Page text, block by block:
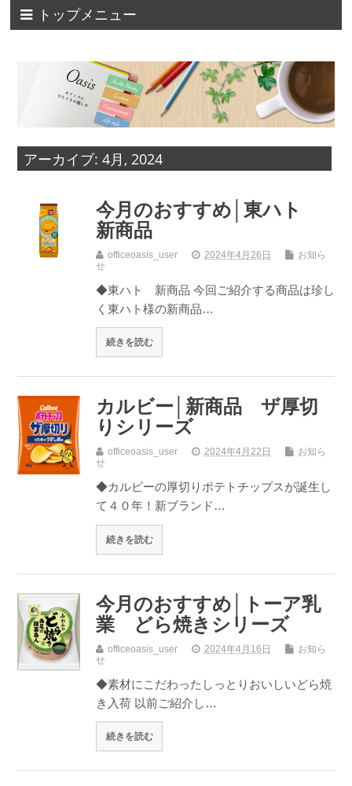
トップメニュー
アーカイブ: 4月, 2024
今月のおすすめ│東ハト
新商品
officeoasis_user 2024年4月26日
お知ら
せ
◆東ハト 新商品 今回ご紹介する商品は珍し
く東ハト様の新商品…
続きを読む
カルビー│新商品 ザ厚切
りシリーズ
officeoasis_user 2024年4月22日
お知ら
せ
◆カルビーの厚切りポテトチップスが誕生し
て４０年！新ブランド…
続きを読む
今月のおすすめ│トーア乳
業 どら焼きシリーズ
officeoasis_user 2024年4月16日
お知ら
せ
◆素材にこだわったしっとりおいしいどら焼
き入荷 以前ご紹介し…
続きを読む